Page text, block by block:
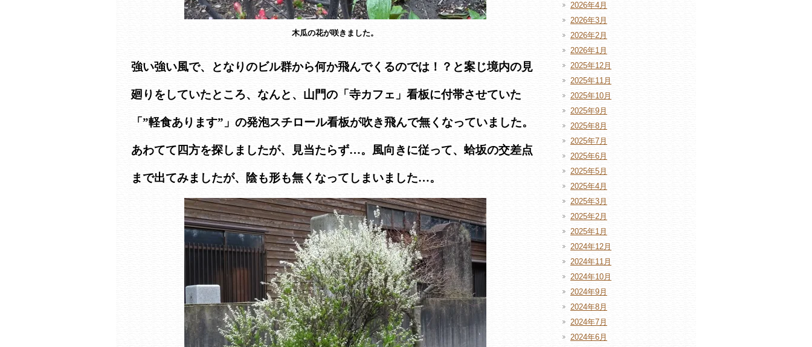
木瓜の花が咲きました。
強い強い風で、となりのビル群から何か飛んでくるのでは！？と案じ境内の見
廻りをしていたところ、なんと、山門の「寺カフェ」看板に付帯させていた
「”軽食あります”」の発泡スチロール看板が吹き飛んで無くなっていました。
あわてて四方を探しましたが、見当たらず…。風向きに従って、蛤坂の交差点
まで出てみましたが、陰も形も無くなってしまいました…。
2026年4月
2026年3月
2026年2月
2026年1月
2025年12月
2025年11月
2025年10月
2025年9月
2025年8月
2025年7月
2025年6月
2025年5月
2025年4月
2025年3月
2025年2月
2025年1月
2024年12月
2024年11月
2024年10月
2024年9月
2024年8月
2024年7月
2024年6月